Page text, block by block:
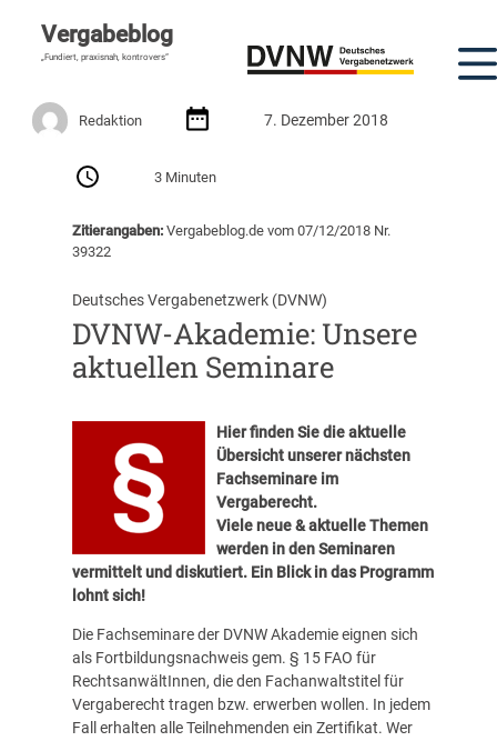
Vergabeblog
„Fundiert, praxisnah, kontrovers“
Redaktion 7. Dezember 2018
3 Minuten
Zitierangaben:Vergabeblog.de vom 07/12/2018 Nr.
39322
Deutsches Vergabenetzwerk (DVNW)
DVNW-Akademie: Unsere
aktuellen Seminare
Hier finden Sie die aktuelle
Übersicht unserer nächsten
Fachseminare im
Vergaberecht.
Viele neue & aktuelle Themen
werden in den Seminaren
vermittelt und diskutiert. Ein Blick in das Programm
lohnt sich!
Die Fachseminare der DVNW Akademieeignen sich
als Fortbildungsnachweis gem. § 15 FAO für
RechtsanwältInnen, die den Fachanwaltstitel für
Vergaberecht tragen bzw. erwerben wollen. In jedem
Fall erhalten alle Teilnehmenden ein Zertifikat. Wer